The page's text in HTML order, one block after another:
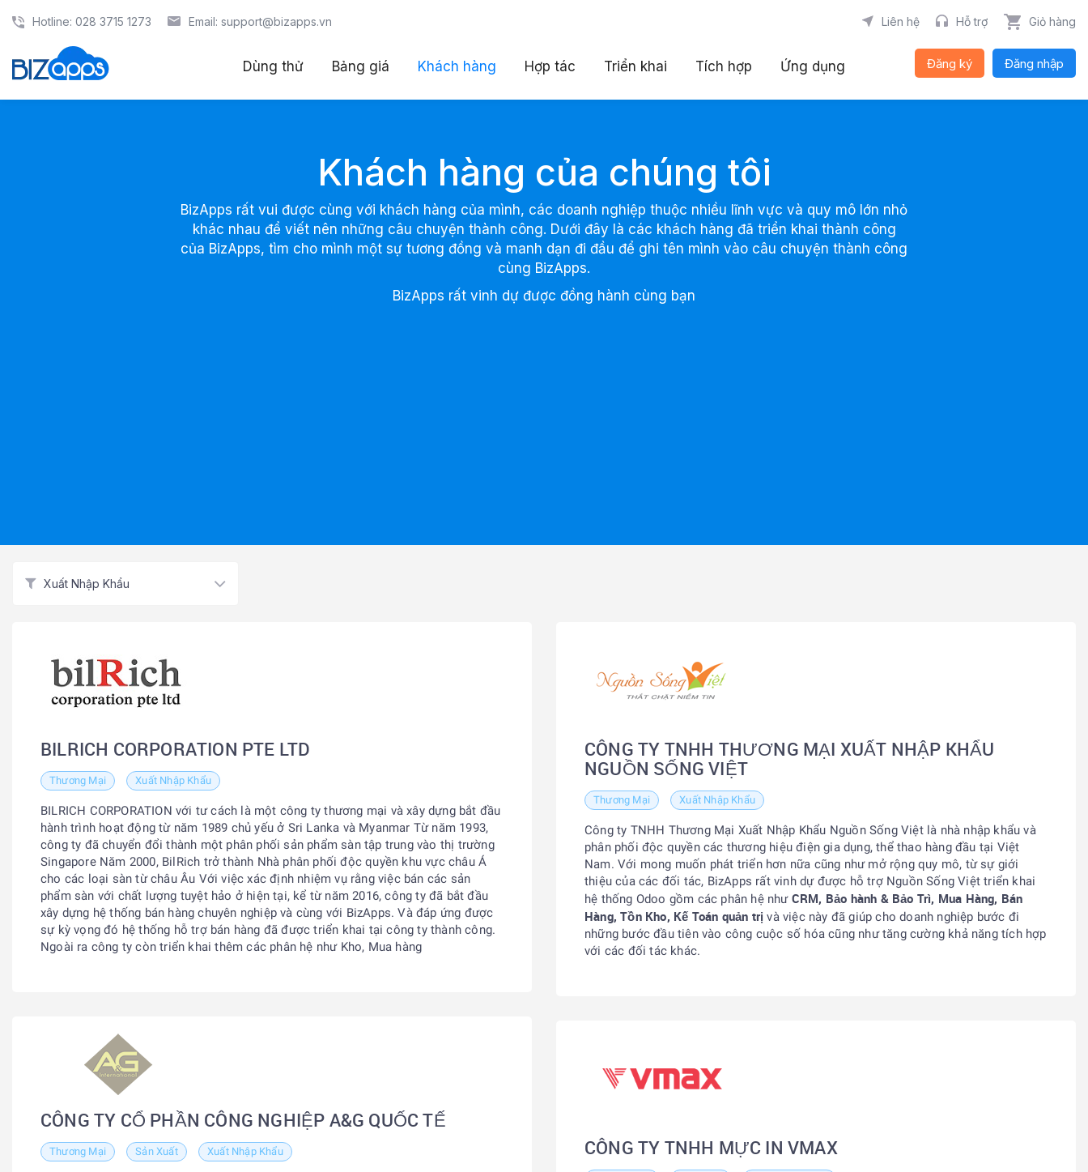
Hotline: 028 3715 1273 Email: support@bizapps.vn Liên hệ Hỗ trợ Giỏ hàng
Dùng thử Bảng giá Khách hàng Hợp tác Triển khai Tích hợp Ứng dụng Đăng ký Đăng nhập
Trang chủ
Khách hàng của chúng tôi
BizApps rất vui được cùng với khách hàng của mình, các doanh nghiệp thuộc nhiều lĩnh vực và quy mô lớn nhỏ
khác nhau để viết nên những câu chuyện thành công. Dưới đây là các khách hàng đã triển khai thành công
của BizApps, tìm cho mình một sự tương đồng và manh dạn đi đầu để ghi tên mình vào câu chuyện thành công
cùng BizApps.
BizApps rất vinh dự được đồng hành cùng bạn
Xuất Nhập Khẩu
BILRICH CORPORATION PTE LTD
Thương Mại Xuất Nhập Khẩu
BILRICH CORPORATION với tư cách là một công ty thương mại và xây dựng bắt đầu
hành trình hoạt động từ năm 1989 chủ yếu ở Sri Lanka và Myanmar Từ năm 1993,
công ty đã chuyển đổi thành một phân phối sản phẩm sàn tập trung vào thị trường
Singapore Năm 2000, BilRich trở thành Nhà phân phối độc quyền khu vực châu Á
cho các loại sàn từ châu Âu Với việc xác định nhiệm vụ rằng việc bán các sản
phẩm sàn với chất lượng tuyệt hảo ở hiện tại, kể từ năm 2016, công ty đã bắt đầu
xây dựng hệ thống bán hàng chuyên nghiệp và cùng với BizApps. Và đáp ứng được
sự kỳ vọng đó hệ thống hỗ trợ bán hàng đã được triển khai tại công ty thành công.
Ngoài ra công ty còn triển khai thêm các phân hệ như Kho, Mua hàng
CÔNG TY CỔ PHẦN CÔNG NGHIỆP A&G QUỐC TẾ
Thương Mại Sản Xuất Xuất Nhập Khẩu
CÔNG TY TNHH THƯƠNG MẠI XUẤT NHẬP KHẨU
NGUỒN SỐNG VIỆT
Thương Mại Xuất Nhập Khẩu
Công ty TNHH Thương Mại Xuất Nhập Khẩu Nguồn Sống Việt là nhà nhập khẩu và
phân phối độc quyền các thương hiệu điện gia dụng, thể thao hàng đầu tại Việt
Nam. Với mong muốn phát triển hơn nữa cũng như mở rộng quy mô, từ sự giới
thiệu của các đối tác, BizApps rất vinh dự được hỗ trợ Nguồn Sống Việt triển khai
hệ thống Odoo gồm các phân hệ như CRM, Bảo hành & Bảo Trì, Mua Hàng, Bán
Hàng, Tồn Kho, Kế Toán quản trị và việc này đã giúp cho doanh nghiệp bước đi
những bước đầu tiên vào công cuộc số hóa cũng như tăng cường khả năng tích hợp
với các đối tác khác.
CÔNG TY TNHH MỰC IN VMAX